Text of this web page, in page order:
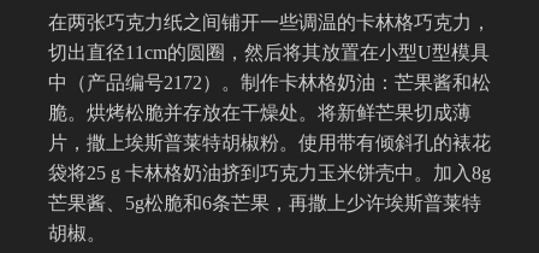
在两张巧克力纸之间铺开一些调温的卡林格巧克力，
切出直径11cm的圆圈，然后将其放置在小型U型模具
中（产品编号2172）。制作卡林格奶油：芒果酱和松
脆。烘烤松脆并存放在干燥处。将新鲜芒果切成薄
片，撒上埃斯普莱特胡椒粉。使用带有倾斜孔的裱花
袋将25 g 卡林格奶油挤到巧克力玉米饼壳中。加入8g
芒果酱、5g松脆和6条芒果，再撒上少许埃斯普莱特
胡椒。